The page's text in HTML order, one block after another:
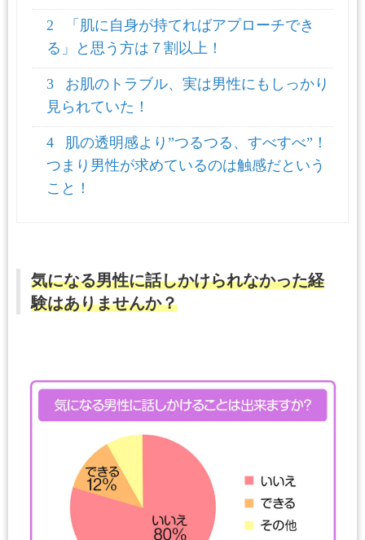
2
「肌に自身が持てればアプローチでき
る」と思う方は７割以上！
3
お肌のトラブル、実は男性にもしっかり
見られていた！
4
肌の透明感より”つるつる、すべすべ”！
つまり男性が求めているのは触感だという
こと！
気になる男性に話しかけられなかった経
験はありませんか？